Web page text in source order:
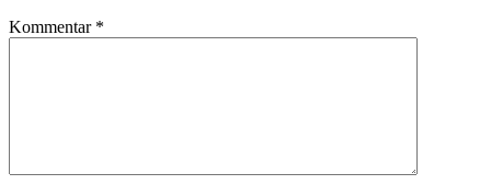
Kommentar *